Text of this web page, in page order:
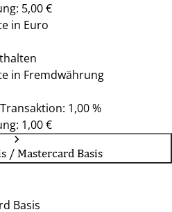
5,00 €
in Euro
in Fremdwährung
1,00 %
1,00 €
/ Mastercard Basis
Basis